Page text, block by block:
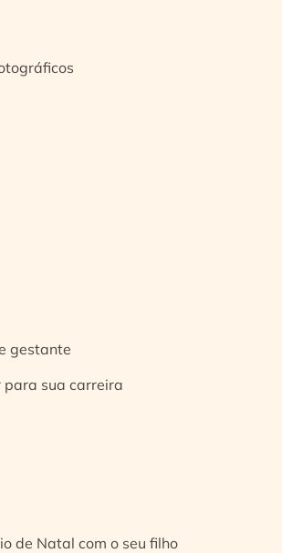
gestante
para sua carreira
de Natal com o seu filho